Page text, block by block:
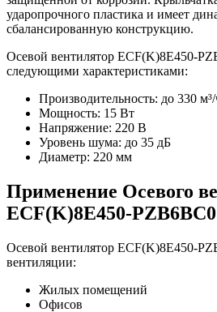
ударопрочного пластика и имеет
сбалансированную конструкцию.
Осевой вентилятор ECF(K)8E450-
следующими характеристиками:
Производительность: до 330
Мощность: 15 Вт
Напряжение: 220 В
Уровень шума: до 35 дБ
Диаметр: 220 мм
Применение Осевого
ECF(K)8E450-PZB6BC0
Осевой вентилятор ECF(K)8E450-
вентиляции:
Жилых помещений
Офисов